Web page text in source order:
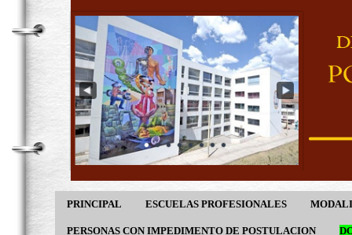
PRINCIPAL ESCUELAS PROFESIONALES
PERSONAS CON IMPEDIMENTO DE POSTULACION